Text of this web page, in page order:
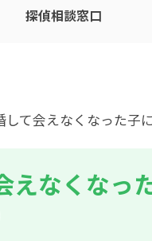
探偵相談窓口
して会えなくなった子
えなくなっ